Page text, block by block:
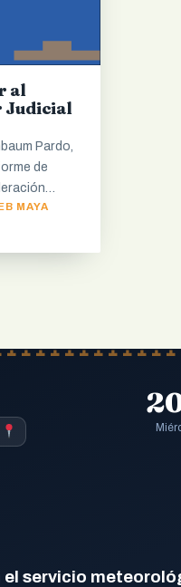
al
Judicial
Pardo,
de
MAYA
servicio